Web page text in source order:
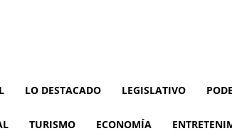
LO DESTACADO LEGISLATIVO
TURISMO ECONOMÍA